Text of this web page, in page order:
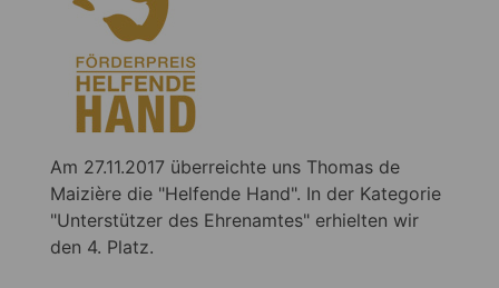
Am 27.11.2017 überreichte uns Thomas de
Maizière die "Helfende Hand". In der Kategorie
"Unterstützer des Ehrenamtes" erhielten wir
den 4. Platz.